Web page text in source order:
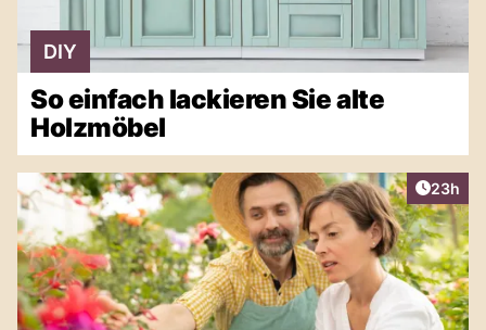
DIY
So einfach lackieren Sie alte
Holzmöbel
Artikel
23h